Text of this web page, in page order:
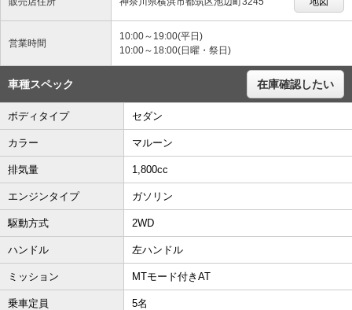
営業時間
10:00～19:00(平日)
10:00～18:00(日曜・祭日)
車種スペック 在庫確認したい
ボディタイプ セダン
カラー マルーン
排気量 1,800cc
エンジンタイプ ガソリン
駆動方式 2WD
ハンドル 左ハンドル
ミッション MTモード付きAT
乗車定員 5名